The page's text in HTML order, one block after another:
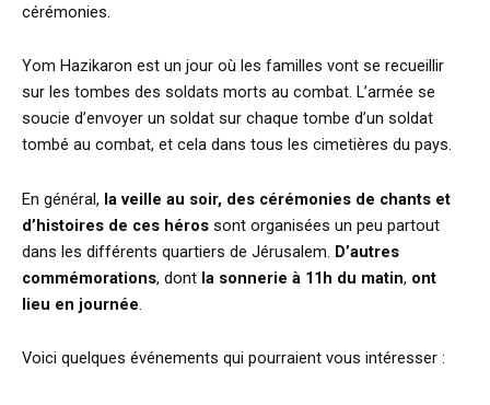
cérémonies.
Yom Hazikaron est un jour où les familles vont se recueillir
sur les tombes des soldats morts au combat. L’armée se
soucie d’envoyer un soldat sur chaque tombe d’un soldat
tombé au combat, et cela dans tous les cimetières du pays.
En général, la veille au soir, des cérémonies de chants et
d’histoires de ces héros sont organisées un peu partout
dans les différents quartiers de Jérusalem. D’autres
commémorations, dont la sonnerie à 11h du matin, ont
lieu en journée.
Voici quelques événements qui pourraient vous intéresser :